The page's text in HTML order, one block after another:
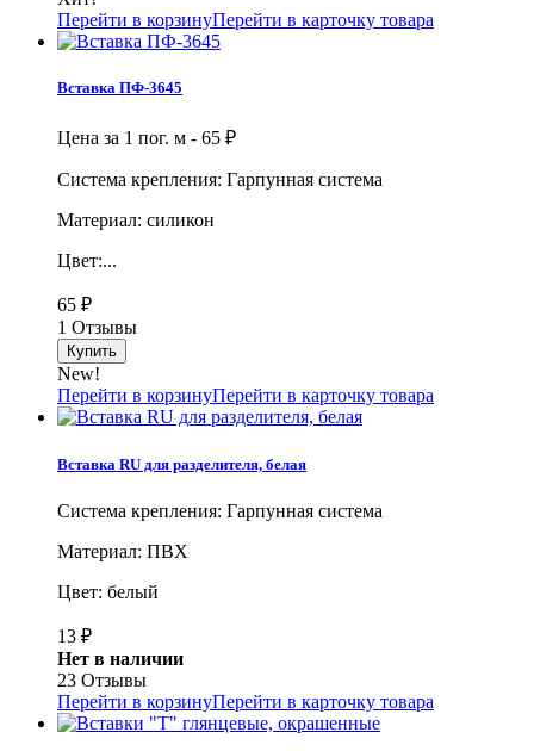
Перейти в корзинуПерейти в карточку товара
Вставка ПФ-3645
Цена за 1 пог. м - 65 ₽
Система крепления: Гарпунная система
Материал: силикон
Цвет:...
65 ₽
1 Отзывы
New!
Перейти в корзинуПерейти в карточку товара
Вставка RU для разделителя, белая
Система крепления: Гарпунная система
Материал: ПВХ
Цвет: белый
13 ₽
Нет в наличии
23 Отзывы
Перейти в корзинуПерейти в карточку товара